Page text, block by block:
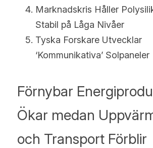
Polski
Nederlands
Ελληνικά
English
Marknadskris Håller
Stabil på Låga Nivåer
Tyska Forskare Utvecklar
‘Kommunikativa’ Solpaneler
Förnybar
Ökar medan
och Transport Förblir